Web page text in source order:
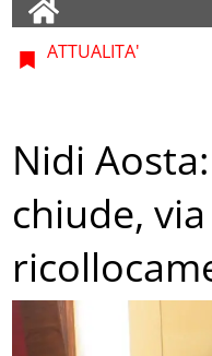
ATTUALITA'
Nidi
chiude,